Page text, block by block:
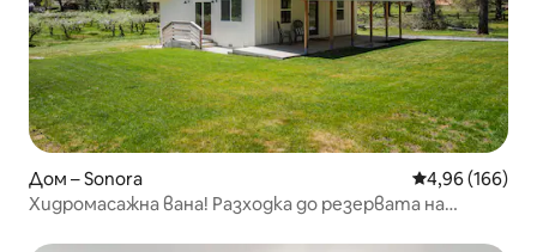
Дом – Sonora Средна
4,96 (166)
Хидромасажна вана! Разходка до резервата на